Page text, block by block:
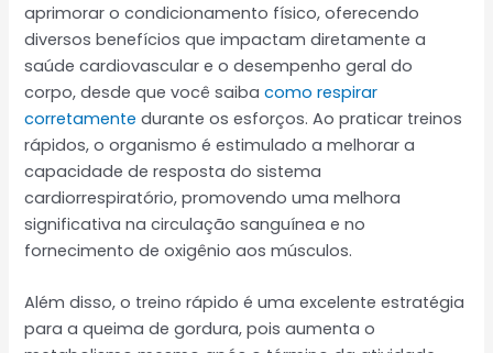
aprimorar o condicionamento físico, oferecendo
diversos benefícios que impactam diretamente a
saúde cardiovascular e o desempenho geral do
corpo, desde que você saibacomo respirar
corretamente durante os esforços. Ao praticar treinos
rápidos, o organismo é estimulado a melhorar a
capacidade de resposta do sistema
cardiorrespiratório, promovendo uma melhora
significativa na circulação sanguínea e no
fornecimento de oxigênio aos músculos.
Além disso, o treino rápido é uma excelente estratégia
para a queima de gordura, pois aumenta o